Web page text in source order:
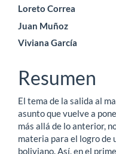
Contenido
principal
artículo
Loreto Correa
Juan Muñoz
Viviana García
Resumen
El tema de la salida al
asunto que vuelve a
más allá de lo anterior,
materia para el logro de
boliviano. Así, en el